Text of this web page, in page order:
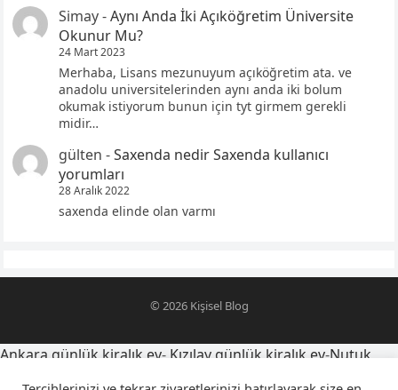
Simay-Aynı Anda İki Açıköğretim Üniversite
Okunur Mu?
24 Mart 2023
Merhaba, Lisans mezunuyum açıköğretim ata. ve
anadolu universitelerinden aynı anda iki bolum
okumak istiyorum bunun için tyt girmem gerekli
midir…
gülten -Saxenda nedir Saxenda kullanıcı
yorumları
28 Aralık 2022
saxenda elinde olan varmı
© 2026 Kişisel Blog
Ankara günlük kiralık ev- Kızılay günlük kiralık ev-Nutuk